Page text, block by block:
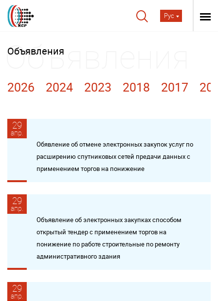
Рус
Объявления
2026 2024 2023 2018 2017
29
апр.
Обявление об отмене электронных закупок услуг по
расширению спутниковых сетей предачи данных c
применением торгов на понижение
29
апр.
Объявление об электронных закупках способом
открытый тендер с применением торгов на
понижение по работе строительные по ремонту
административного здания
29
апр.